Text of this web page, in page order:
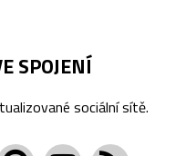
SPOJENÍ
sociální sítě.